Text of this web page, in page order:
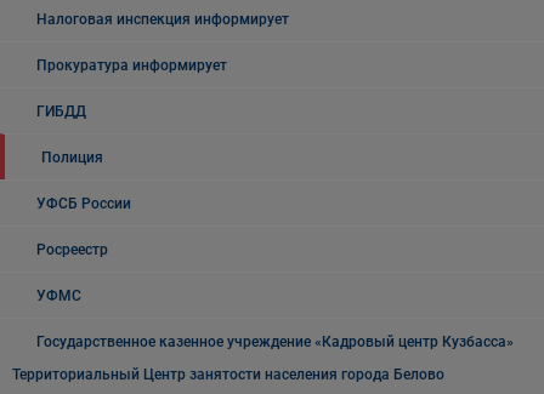
Налоговая инспекция информирует
Прокуратура информирует
ГИБДД
Полиция
УФСБ России
Росреестр
УФМС
Государственное казенное учреждение «Кадровый центр Кузбасса»
Территориальный Центр занятости населения города Белово